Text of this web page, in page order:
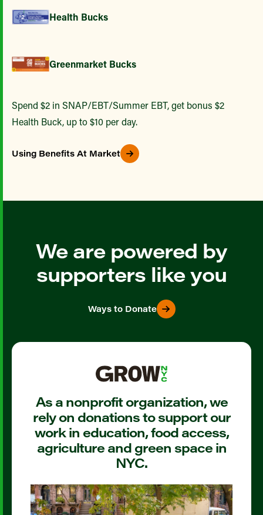
Health Bucks
Greenmarket Bucks
Spend $2 in SNAP/EBT/Summer EBT, get bonus $2
Health Buck, up to $10 per day.
Using Benefits At Market
We are powered by
supporters like you
Ways to Donate
As a nonprofit organization, we
rely on donations to support our
work in education, food access,
agriculture and green space in
NYC.